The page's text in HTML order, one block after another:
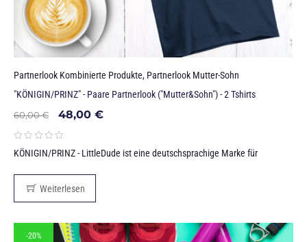
Partnerlook Kombinierte Produkte, Partnerlook Mutter-Sohn
"KÖNIGIN/PRINZ" - Paare Partnerlook ("Mutter&Sohn") - 2 Tshirts
60,00€ 48,00 €
KÖNIGIN/PRINZ - LittleDude ist eine deutschsprachige Marke für
Weiterlesen
-20%